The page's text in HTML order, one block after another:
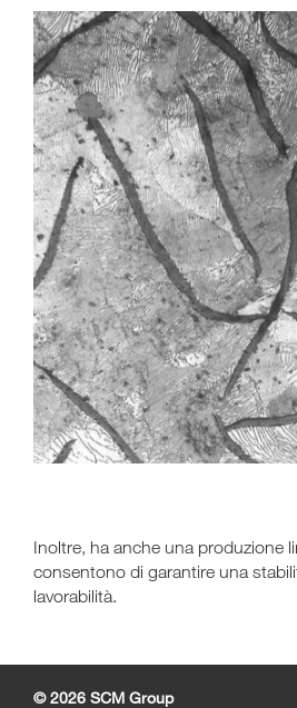
Inoltre, ha anche una produzione
consentono di garantire una
lavorabilità.
© 2026 SCM Group